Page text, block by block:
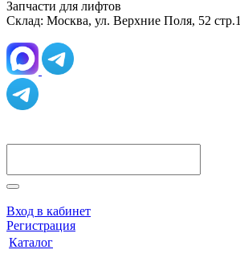
Запчасти для лифтов
Склад: Москва, ул. Верхние Поля, 52 стр.1
Вход в кабинет
Регистрация
Каталог